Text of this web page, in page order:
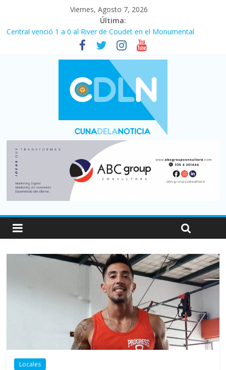
Viernes, Agosto 7, 2026
Última:
Fuerte caída de la venta de autos usados en julio: bajó un 12,6%
interanual
Central venció 1 a 0 al River de Coudet en el Monumental
La morosidad alcanzó su nivel más alto en dos décadas y ya
afecta a 400 mil deudores en Santa Fe
Desde que asumió Milei cerraron 41.000 kioscos: el sector
denuncia crisis como en 2001
Vacaciones de invierno con más movimiento y consumo
turístico: 4,6 millones de personas viajaron por el país, un 5,9%
más que en 2025
Locales